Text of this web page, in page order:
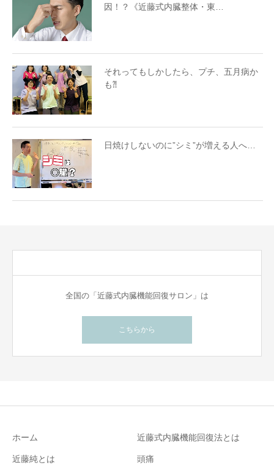
因！？《近藤式内臓整体・東…
それってもしかしたら、プチ、五月病か
も⁈
日焼けしないのに”シミ”が増える人へ…
全国の「近藤式内臓機能回復サロン」は
こちらから
ホーム 近藤式内臓機能回復法とは
近藤純とは 頭痛